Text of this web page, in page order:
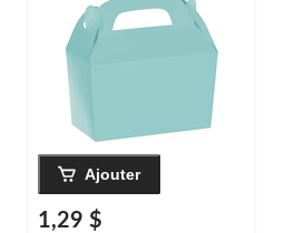
prénatale/dévoilement
du sexe
Ajouter
1,29 $